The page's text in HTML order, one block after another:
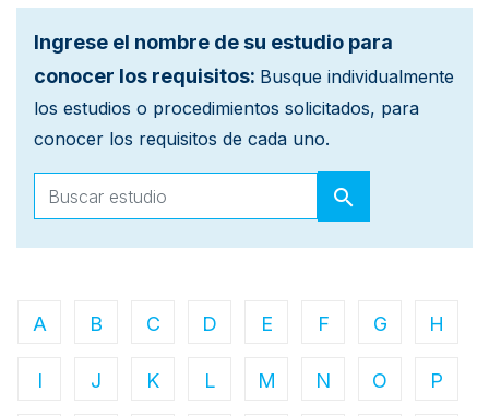
Ingrese el nombre de su estudio para
conocer los requisitos: Busque individualmente
los estudios o procedimientos solicitados, para
conocer los requisitos de cada uno.
search
A B C D E F G H
I J K L M N O P